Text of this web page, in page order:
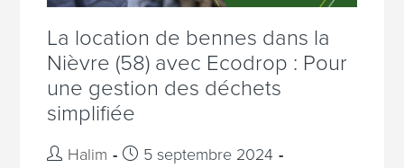
La location de bennes dans la
Nièvre (58) avec Ecodrop : Pour
une gestion des déchets
simplifiée
Halim
5 septembre 2024